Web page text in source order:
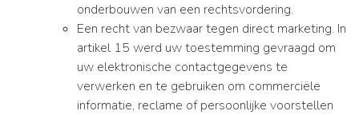
onderbouwen van een rechtsvordering.
Een recht van bezwaar tegen direct marketing. In
artikel 15 werd uw toestemming gevraagd om
uw elektronische contactgegevens te
verwerken en te gebruiken om commerciële
informatie, reclame of persoonlijke voorstellen